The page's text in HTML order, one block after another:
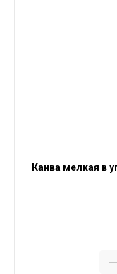
Канва мелкая в